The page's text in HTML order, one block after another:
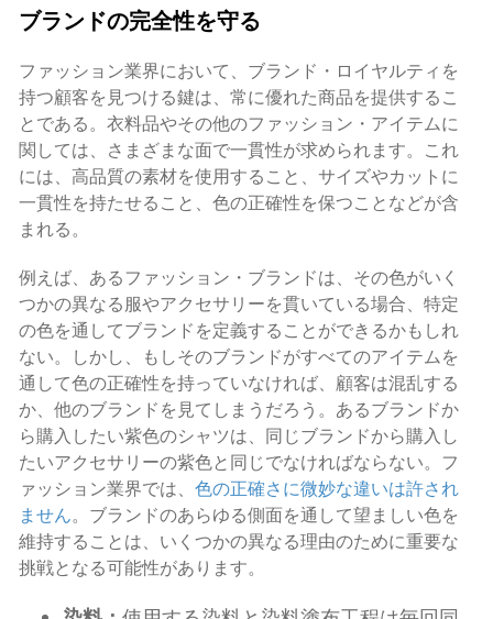
ブランドの完全性を守る
ファッション業界において、ブランド・ロイヤルティを
持つ顧客を見つける鍵は、常に優れた商品を提供するこ
とである。衣料品やその他のファッション・アイテムに
関しては、さまざまな面で一貫性が求められます。これ
には、高品質の素材を使用すること、サイズやカットに
一貫性を持たせること、色の正確性を保つことなどが含
まれる。
例えば、あるファッション・ブランドは、その色がいく
つかの異なる服やアクセサリーを貫いている場合、特定
の色を通してブランドを定義することができるかもしれ
ない。しかし、もしそのブランドがすべてのアイテムを
通して色の正確性を持っていなければ、顧客は混乱する
か、他のブランドを見てしまうだろう。あるブランドか
ら購入したい紫色のシャツは、同じブランドから購入し
たいアクセサリーの紫色と同じでなければならない。フ
ァッション業界では、 色の正確さに微妙な違いは許され
ません。ブランドのあらゆる側面を通して望ましい色を
維持することは、いくつかの異なる理由のために重要な
挑戦となる可能性があります。